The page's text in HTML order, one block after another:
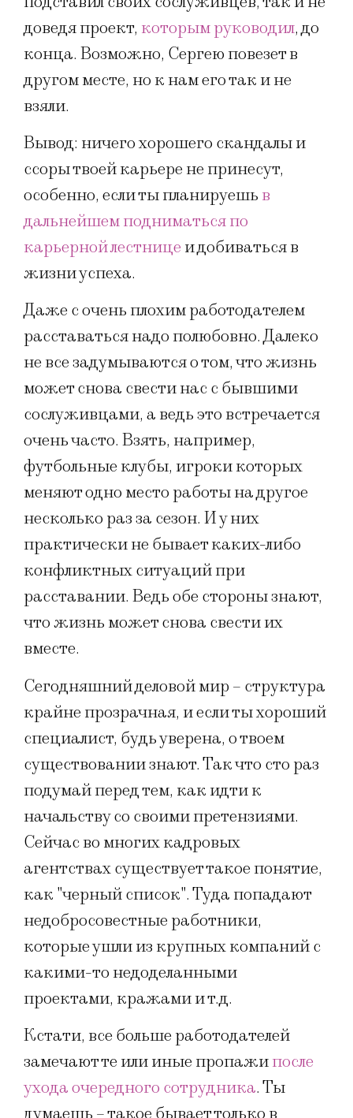
доведя проект, которым руководил, до
конца. Возможно, Сергею повезет в
другом месте, но к нам его так и не
взяли.
Вывод: ничего хорошего скандалы и
ссоры твоей карьере не принесут,
особенно, если ты планируешь в
дальнейшем подниматься по
карьерной лестнице и добиваться в
жизни успеха.
Даже с очень плохим работодателем
расставаться надо полюбовно. Далеко
не все задумываются о том, что жизнь
может снова свести нас с бывшими
сослуживцами, а ведь это встречается
очень часто. Взять, например,
футбольные клубы, игроки которых
меняют одно место работы на другое
несколько раз за сезон. И у них
практически не бывает каких-либо
конфликтных ситуаций при
расставании. Ведь обе стороны знают,
что жизнь может снова свести их
вместе.
Сегодняшний деловой мир – структура
крайне прозрачная, и если ты хороший
специалист, будь уверена, о твоем
существовании знают. Так что сто раз
подумай перед тем, как идти к
начальству со своими претензиями.
Сейчас во многих кадровых
агентствах существует такое понятие,
как "черный список". Туда попадают
недобросовестные работники,
которые ушли из крупных компаний с
какими-то недоделанными
проектами, кражами и т.д.
Кстати, все больше работодателей
замечают те или иные пропажипосле
ухода очередного сотрудника. Ты